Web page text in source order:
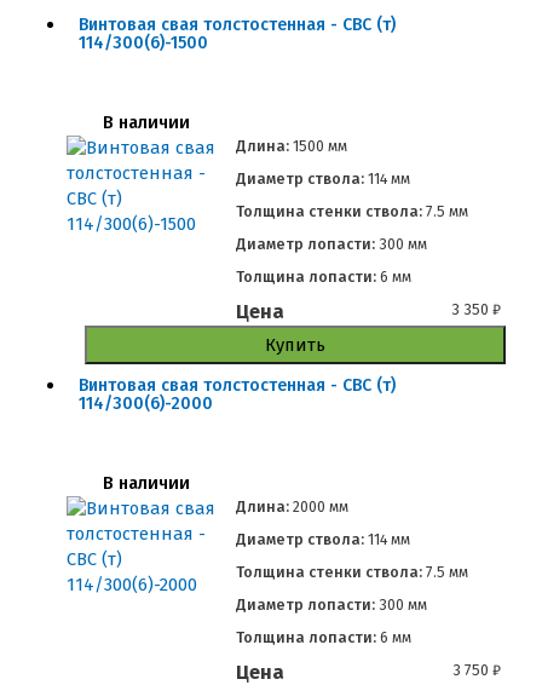
Винтовая свая толстостенная - СВС (т)
114/300(6)-1500
В наличии
Длина:1500 мм
Диаметр ствола:114 мм
Толщина стенки ствола:7.5 мм
Диаметр лопасти:300 мм
Толщина лопасти:6 мм
Цена 3 350₽
Купить
Винтовая свая толстостенная - СВС (т)
114/300(6)-2000
В наличии
Длина:2000 мм
Диаметр ствола:114 мм
Толщина стенки ствола:7.5 мм
Диаметр лопасти:300 мм
Толщина лопасти:6 мм
Цена 3 750₽